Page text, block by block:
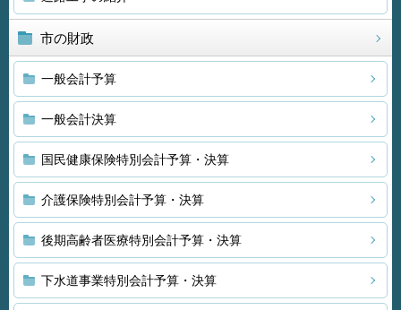
市の財政
一般会計予算
一般会計決算
国民健康保険特別会計予算・決算
介護保険特別会計予算・決算
後期高齢者医療特別会計予算・決算
下水道事業特別会計予算・決算